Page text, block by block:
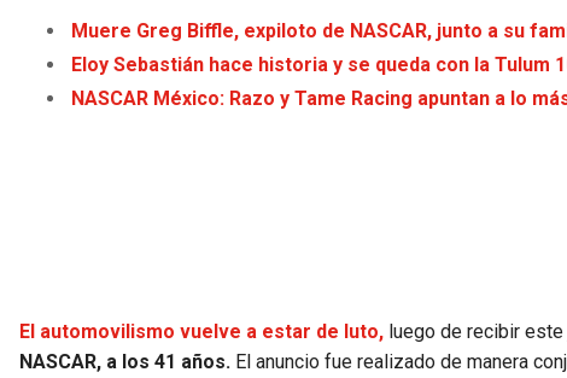
Muere Greg Biffle, expiloto de NASCAR, junto a su
Eloy Sebastián hace historia y se queda con la Tulum
NASCAR México: Razo y Tame Racing apuntan a lo
El automovilismo vuelve a estar de luto, luego de recibir
NASCAR, a los 41 años. El anuncio fue realizado de manera